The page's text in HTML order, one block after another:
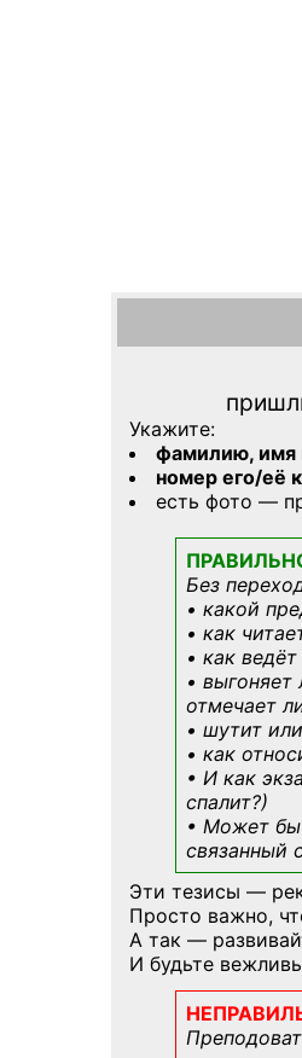
Укажите:
фамилию, имя
номер его/её
есть фото —
Без
• какой
• как
• как
• выгоняет
отмечает
• шутит
• как
• И как
спалит?)
• Может
связанный
Эти тезисы —
Просто важно,
А так —
И будьте